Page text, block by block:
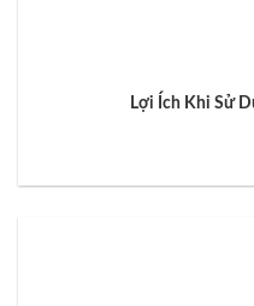
Lợi Ích Khi Sử